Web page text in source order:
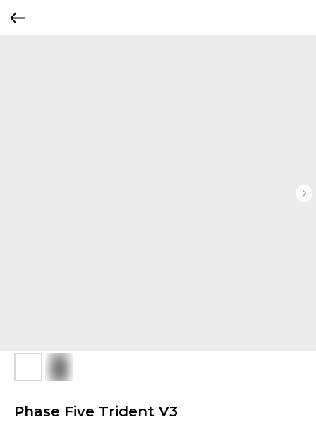
Phase Five Trident V3